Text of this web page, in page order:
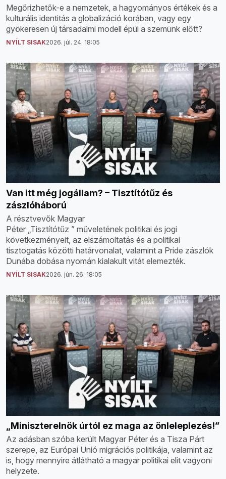
Megőrizhetők-e a nemzetek, a hagyományos értékek és a
kulturális identitás a globalizáció korában, vagy egy
gyökeresen új társadalmi modell épül a szemünk előtt?
NYÍLT SISAK2026. júl. 24. 18:05
Van itt még jogállam? – Tisztítótűz és
zászlóháború
A résztvevők Magyar
Péter „Tisztítótűz ” műveletének politikai és jogi
következményeit, az elszámoltatás és a politikai
tisztogatás közötti határvonalat, valamint a Pride zászlók
Dunába dobása nyomán kialakult vitát elemezték.
NYÍLT SISAK2026. jún. 26. 18:05
„Miniszterelnök úrtól ez maga az önleleplezés!”
Az adásban szóba került Magyar Péter és a Tisza Párt
szerepe, az Európai Unió migrációs politikája, valamint az
is, hogy mennyire átlátható a magyar politikai elit vagyoni
helyzete.